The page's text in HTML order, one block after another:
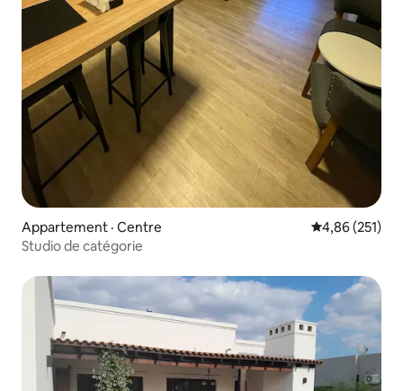
Appartement · Centre Note
4,86 (251)
Studio de catégorie